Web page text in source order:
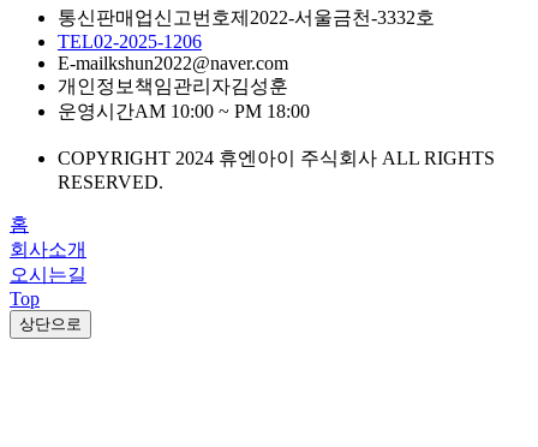
통신판매업신고번호제2022-서울금천-3332호
TEL02-2025-1206
E-mailkshun2022@naver.com
개인정보책임관리자김성훈
운영시간AM 10:00 ~ PM 18:00
COPYRIGHT 2024 휴엔아이 주식회사 ALL RIGHTS
RESERVED.
홈
회사소개
오시는길
Top
상단으로